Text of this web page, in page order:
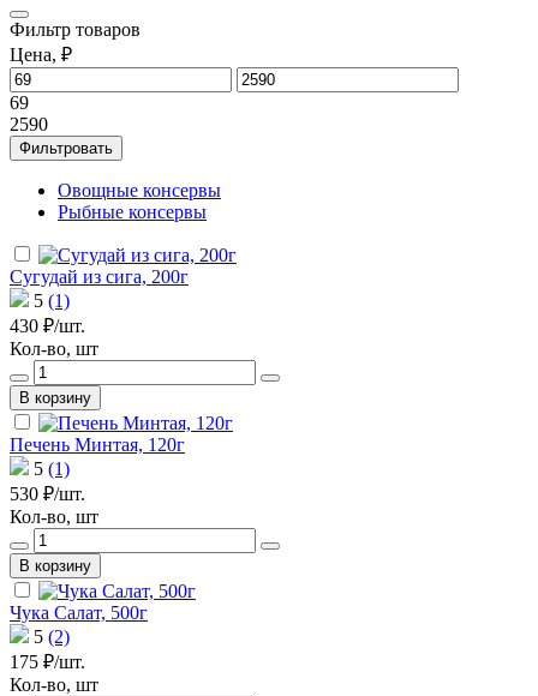
Фильтр товаров
Цена, ₽
69
2590
Фильтровать
Овощные консервы
Рыбные консервы
Сугудай из сига, 200г
5 (1)
430 ₽/шт.
Кол-во, шт
В корзину
Печень Минтая, 120г
5 (1)
530 ₽/шт.
Кол-во, шт
В корзину
Чука Салат, 500г
5 (2)
175 ₽/шт.
Кол-во, шт